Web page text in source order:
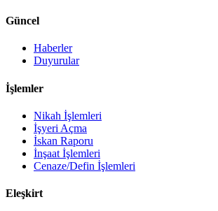
Güncel
Haberler
Duyurular
İşlemler
Nikah İşlemleri
İşyeri Açma
İskan Raporu
İnşaat İşlemleri
Cenaze/Defin İşlemleri
Eleşkirt